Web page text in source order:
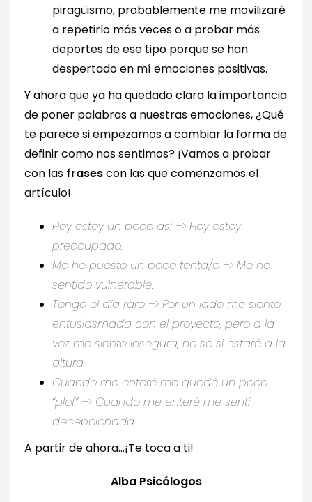
piragüismo, probablemente me movilizaré
a repetirlo más veces o a probar más
deportes de ese tipo porque se han
despertado en mí emociones positivas.
Y ahora que ya ha quedado clara la importancia
de poner palabras a nuestras emociones, ¿Qué
te parece si empezamos a cambiar la forma de
definir como nos sentimos? ¡Vamos a probar
con las frasescon las que comenzamos el
artículo!
Hoy estoy un poco así –> Hoy estoy
preocupado.
Me he puesto un poco tonta/o –> Me he
sentido vulnerable.
Tengo el día raro –> Por un lado me siento
entusiasmada con el proyecto, pero a la
vez me siento insegura, no sé si estaré a la
altura.
Cuando me enteré me quedé un poco
“plof” –> Cuando me enteré me sentí
decepcionada.
A partir de ahora…¡Te toca a ti!
Alba Psicólogos